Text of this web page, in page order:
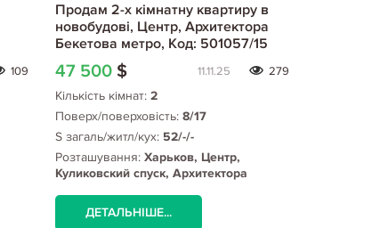
109
Продам 2-х кімнатну квартиру в
новобудові, Центр, Архитектора
Бекетова метро, Код: 501057/15
47 500 $ 11.11.25 279
Кількість кімнат:2
Поверх/поверховість:8/17
S загаль/житл/кух: 52/-/-
Розташування:Харьков, Центр,
Куликовский спуск, Архитектора
ДЕТАЛЬНІШЕ...